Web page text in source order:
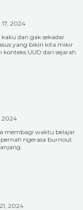
2024
dan gak sekadar
yang bikin kita mikir
UUD dan sejarah
2024
membagi waktu belajar
ngerasa burnout.
2024